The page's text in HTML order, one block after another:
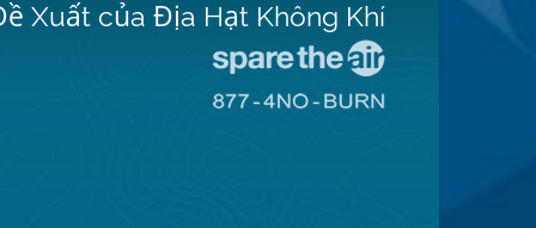
Xuất của Địa Hạt Không Khí
Trang